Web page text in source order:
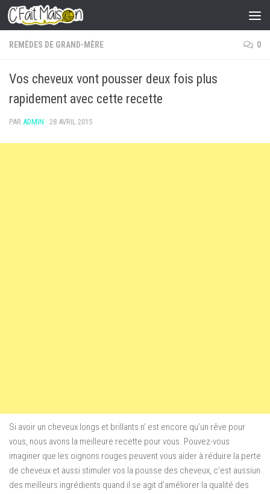
Skip to content
REMÈDES DE GRAND-MÈRE 0
Vos cheveux vont pousser deux fois plus
rapidement avec cette recette
PAR ADMIN · 28 AVRIL 2015
Si avoir un cheveux longs et brillants n’ est encore qu’un rêve pour
vous, nous avons la meilleure recette pour vous. Pouvez-vous
imaginer que les oignons rouges peuvent vous aider à réduire la perte
de cheveux et aussi stimuler vos la pousse des cheveux, c’est aussiun
des meilleurs ingrédients quand il se agit d’améliorer la qualité des